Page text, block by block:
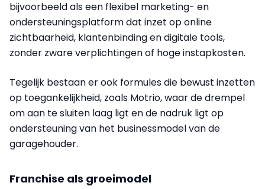
bijvoorbeeld als een flexibel marketing- en
ondersteuningsplatform dat inzet op online
zichtbaarheid, klantenbinding en digitale tools,
zonder zware verplichtingen of hoge instapkosten.
Tegelijk bestaan er ook formules die bewust inzetten
op toegankelijkheid, zoals Motrio, waar de drempel
om aan te sluiten laag ligt en de nadruk ligt op
ondersteuning van het businessmodel van de
garagehouder.
Franchise als groeimodel